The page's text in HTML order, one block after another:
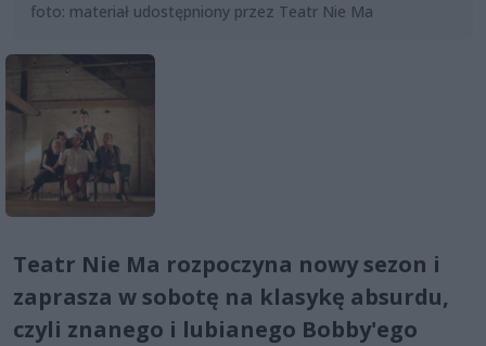
foto: materiał udostępniony przez Teatr Nie Ma
Teatr Nie Ma rozpoczyna nowy sezon i
zaprasza w sobotę na klasykę absurdu,
czyli znanego i lubianego Bobby'ego